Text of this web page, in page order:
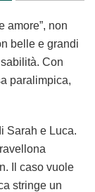
amore”, non
belle e grandi
Con
paralimpica,
Sarah e Luca.
Il caso vuole
stringe un